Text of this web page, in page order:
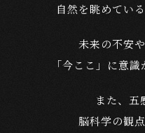
自然を眺めてい
未来の不安
「今ここ」に意
また、五
脳科学の観